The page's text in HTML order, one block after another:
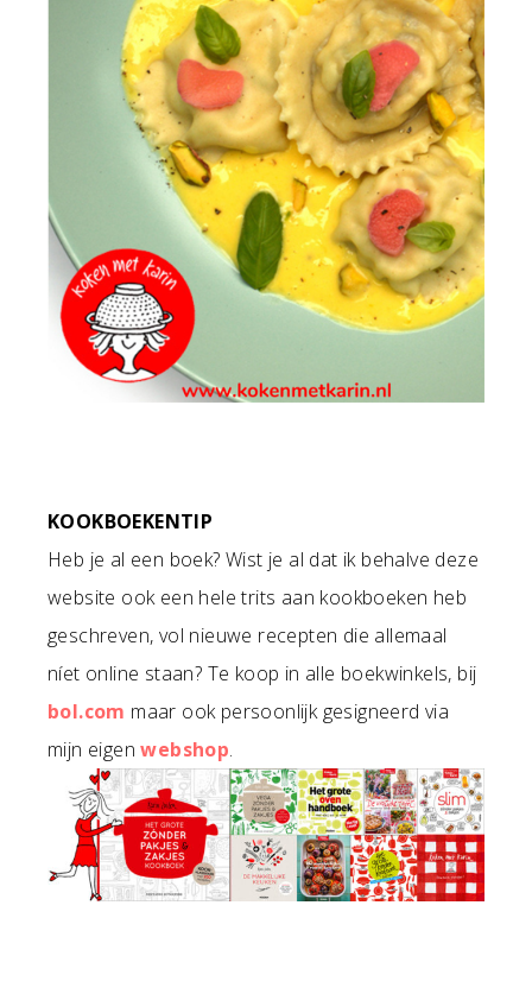
KOOKBOEKENTIP
Heb je al een boek? Wist je al dat ik behalve deze
website ook een hele trits aan kookboeken heb
geschreven, vol nieuwe recepten die allemaal
níet online staan? Te koop in alle boekwinkels, bij
bol.com maar ook persoonlijk gesigneerd via
mijn eigenwebshop.